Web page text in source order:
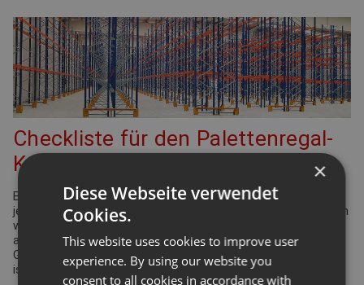
Checkliste für den Palettenregal-
Konfigurator
Bei der Planung Ihrer Regalanlage für Palettenregale gibt es
jede Menge Punkte zu überprüfen und einzuhalten. Viele davon
werden durch die Arbeitsstättenverordnung geregelt. Aber
auch Ergonomie und Effizienz spielen eine bedeutende Rolle.
Gleiches gilt für die Funktionsdefinition des Lagers: Wie hoch
ist der Warenumschlag? Wie groß ist die Produktvielfalt?
×
Diese Webseite verwendet
Cookies.
This website uses cookies to improve user
experience. By using our website you
consent to all cookies in accordance with